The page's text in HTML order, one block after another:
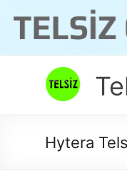
content
Hytera